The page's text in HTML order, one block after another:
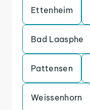
Ettenheim
Bad Laasphe
Pattensen
Weissenhorn